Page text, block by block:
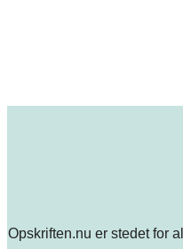
Opskriften.nu er stedet for